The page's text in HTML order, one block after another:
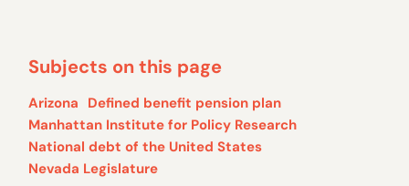
Subjects on this page
Arizona Defined benefit pension plan
Manhattan Institute for Policy Research
National debt of the United States
Nevada Legislature